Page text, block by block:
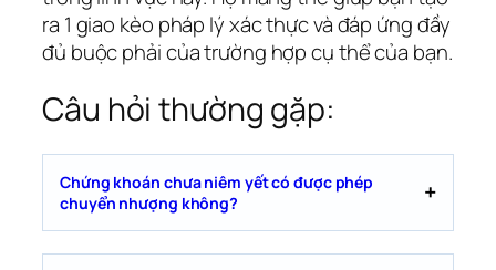
ra 1 giao kèo pháp lý xác thực và đáp ứng đầy
đủ buộc phải của trường hợp cụ thể của bạn.
Câu hỏi thường gặp:
Chứng khoán chưa niêm yết có được phép
chuyển nhượng không?